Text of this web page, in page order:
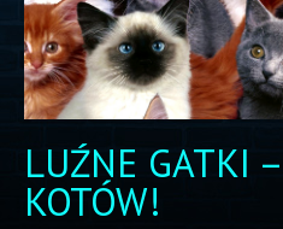
KONTAKT
LOGOWANIE
LUŹNE GATKI
KOTÓW!